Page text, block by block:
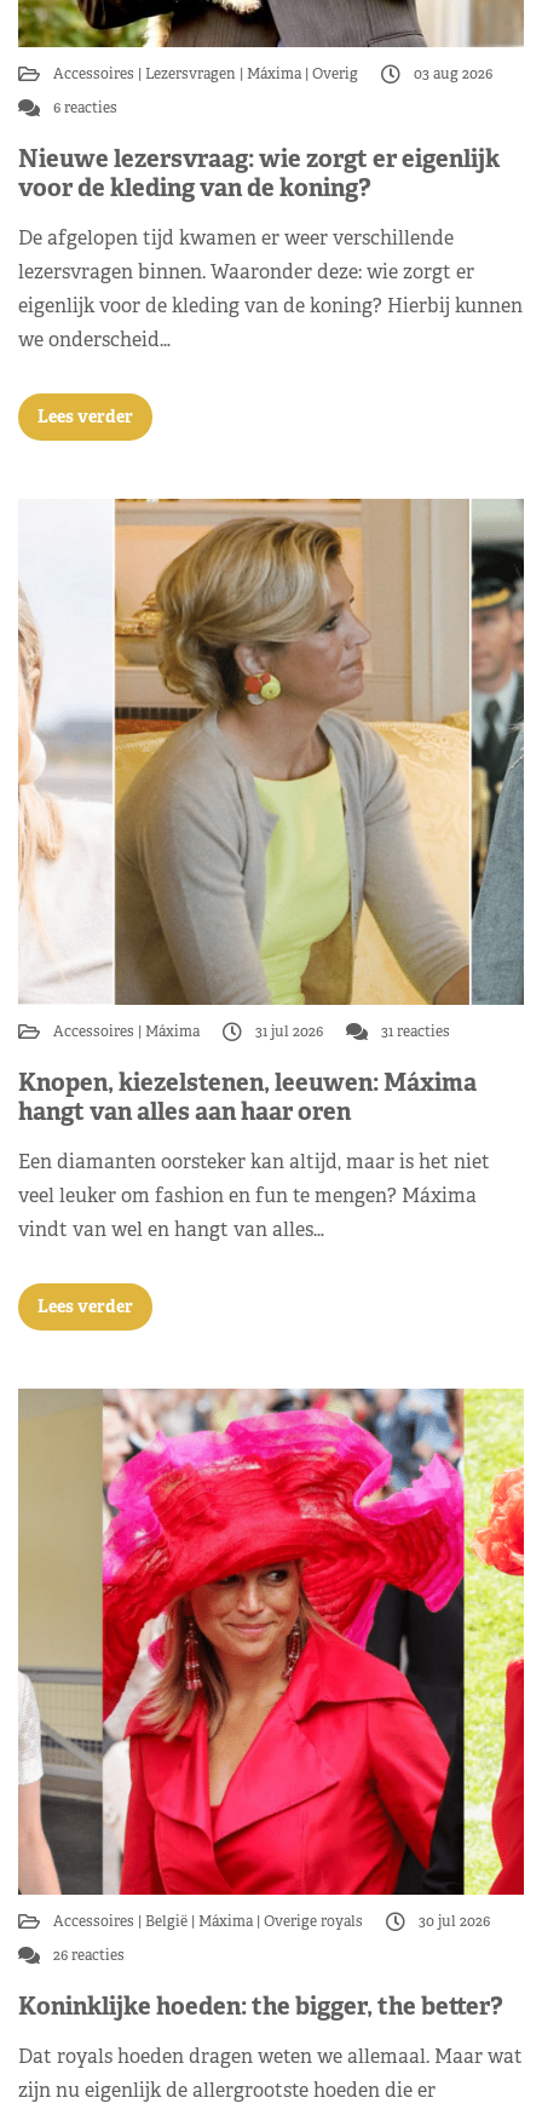
Accessoires Lezersvragen Máxima Overig
03 aug 2026
6 reacties
Nieuwe lezersvraag: wie zorgt er eigenlijk
voor de kleding van de koning?
De afgelopen tijd kwamen er weer verschillende
lezersvragen binnen. Waaronder deze: wie zorgt er
eigenlijk voor de kleding van de koning? Hierbij kunnen
we onderscheid…
Lees verder
Accessoires Máxima 31 jul 2026 31 reacties
Knopen, kiezelstenen, leeuwen: Máxima
hangt van alles aan haar oren
Een diamanten oorsteker kan altijd, maar is het niet
veel leuker om fashion en fun te mengen? Máxima
vindt van wel en hangt van alles…
Lees verder
Accessoires België Máxima Overige royals
30 jul 2026
26 reacties
Koninklijke hoeden: the bigger, the better?
Dat royals hoeden dragen weten we allemaal. Maar wat
zijn nu eigenlijk de allergrootste hoeden die er